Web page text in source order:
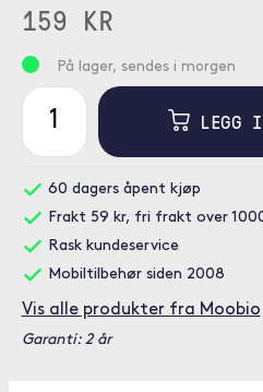
159 KR
På lager, sendes i morgen
LEGG I
60 dagers åpent kjøp
Frakt 59 kr, fri frakt over
Rask kundeservice
Mobiltilbehør siden 2008
Vis alle produkter fra Moobio
Garanti: 2 år